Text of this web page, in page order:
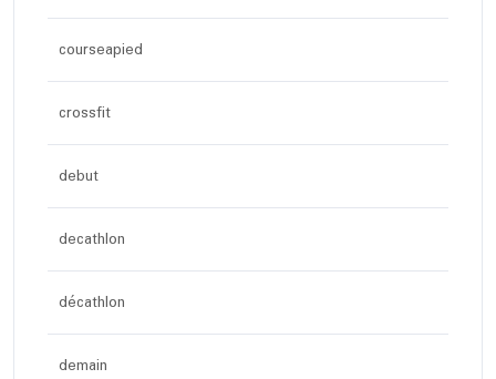
courseapied
crossfit
debut
decathlon
décathlon
demain